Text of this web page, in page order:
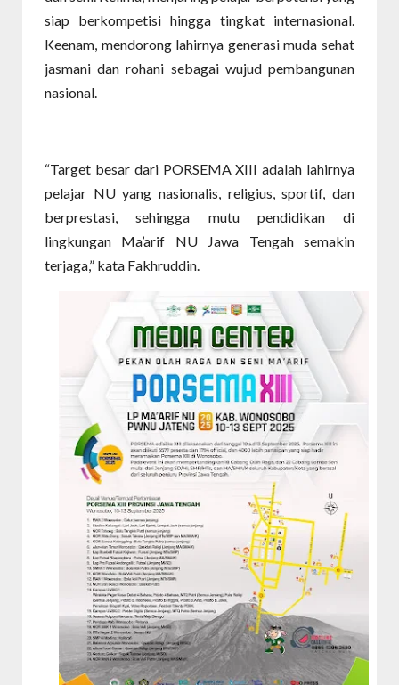
siap berkompetisi hingga tingkat internasional.
Keenam, mendorong lahirnya generasi muda sehat
jasmani dan rohani sebagai wujud pembangunan
nasional.
“Target besar dari PORSEMA XIII adalah lahirnya
pelajar NU yang nasionalis, religius, sportif, dan
berprestasi, sehingga mutu pendidikan di
lingkungan Ma’arif NU Jawa Tengah semakin
terjaga,” kata Fakhruddin.